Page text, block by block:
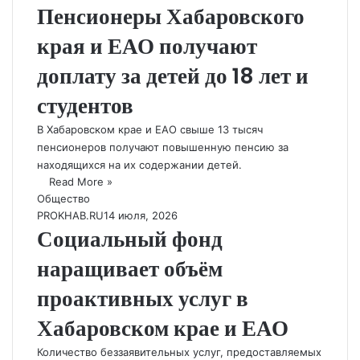
Пенсионеры Хабаровского
края и ЕАО получают
доплату за детей до 18 лет и
студентов
В Хабаровском крае и ЕАО свыше 13 тысяч
пенсионеров получают повышенную пенсию за
находящихся на их содержании детей.
Read More »
Общество
PROKHAB.RU14 июля, 2026
Социальный фонд
наращивает объём
проактивных услуг в
Хабаровском крае и ЕАО
Количество беззаявительных услуг, предоставляемых